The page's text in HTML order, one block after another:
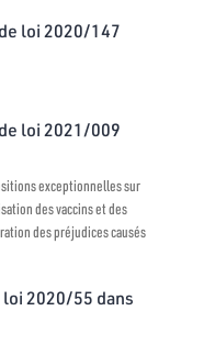
loi 2020/147
loi 2021/009
exceptionnelles sur
des vaccins et des
des préjudices causés
2020/55 dans